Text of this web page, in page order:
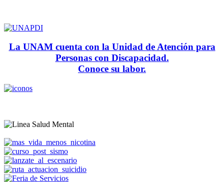
La UNAM cuenta con la Unidad de Atención para
Personas con Discapacidad.
Conoce su labor.